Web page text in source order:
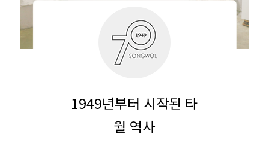
1949년부터 시작된 타
월 역사